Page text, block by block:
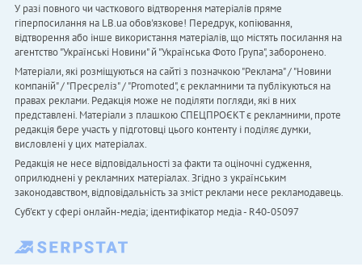
У разі повного чи часткового відтворення матеріалів пряме
гіперпосилання на LB.ua обов'язкове! Передрук, копіювання,
відтворення або інше використання матеріалів, що містять посилання на
агентство "Українськi Новини" й "Українська Фото Група", заборонено.
Матеріали, які розміщуються на сайті з позначкою "Реклама" / "Новини
компаній" / "Пресреліз" / "Promoted", є рекламними та публікуються на
правах реклами. Редакція може не поділяти погляди, які в них
представлені. Матеріали з плашкою СПЕЦПРОЄКТ є рекламними, проте
редакція бере участь у підготовці цього контенту і поділяє думки,
висловлені у цих матеріалах.
Редакція не несе відповідальності за факти та оціночні судження,
оприлюднені у рекламних матеріалах. Згідно з українським
законодавством, відповідальність за зміст реклами несе рекламодавець.
Cуб'єкт у сфері онлайн-медіа; ідентифікатор медіа - R40-05097